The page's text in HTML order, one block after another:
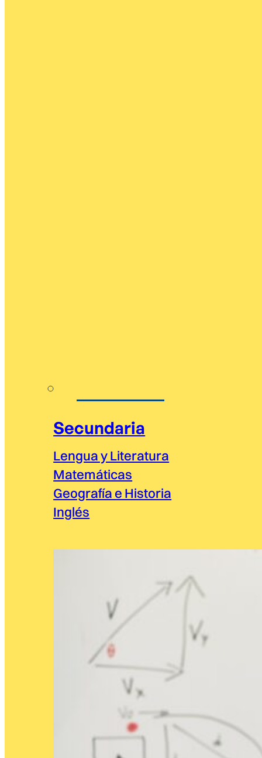
Secundaria
Lengua y Literatura
Matemáticas
Geografía e Historia
Inglés